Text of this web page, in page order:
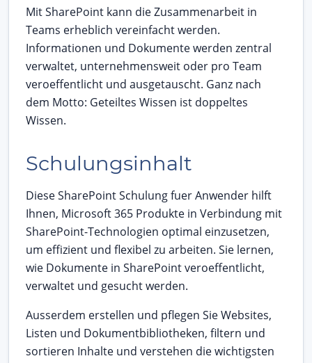
Mit SharePoint kann die Zusammenarbeit in
Teams erheblich vereinfacht werden.
Informationen und Dokumente werden zentral
verwaltet, unternehmensweit oder pro Team
veroeffentlicht und ausgetauscht. Ganz nach
dem Motto: Geteiltes Wissen ist doppeltes
Wissen.
Schulungsinhalt
Diese SharePoint Schulung fuer Anwender hilft
Ihnen, Microsoft 365 Produkte in Verbindung mit
SharePoint-Technologien optimal einzusetzen,
um effizient und flexibel zu arbeiten. Sie lernen,
wie Dokumente in SharePoint veroeffentlicht,
verwaltet und gesucht werden.
Ausserdem erstellen und pflegen Sie Websites,
Listen und Dokumentbibliotheken, filtern und
sortieren Inhalte und verstehen die wichtigsten